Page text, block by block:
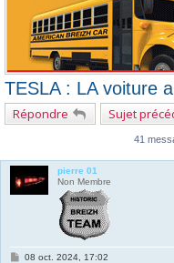
TESLA : LA voiture
Répondre Sujet
41
pierre 01
Non Membre
M08 oct. 2024, 17:02